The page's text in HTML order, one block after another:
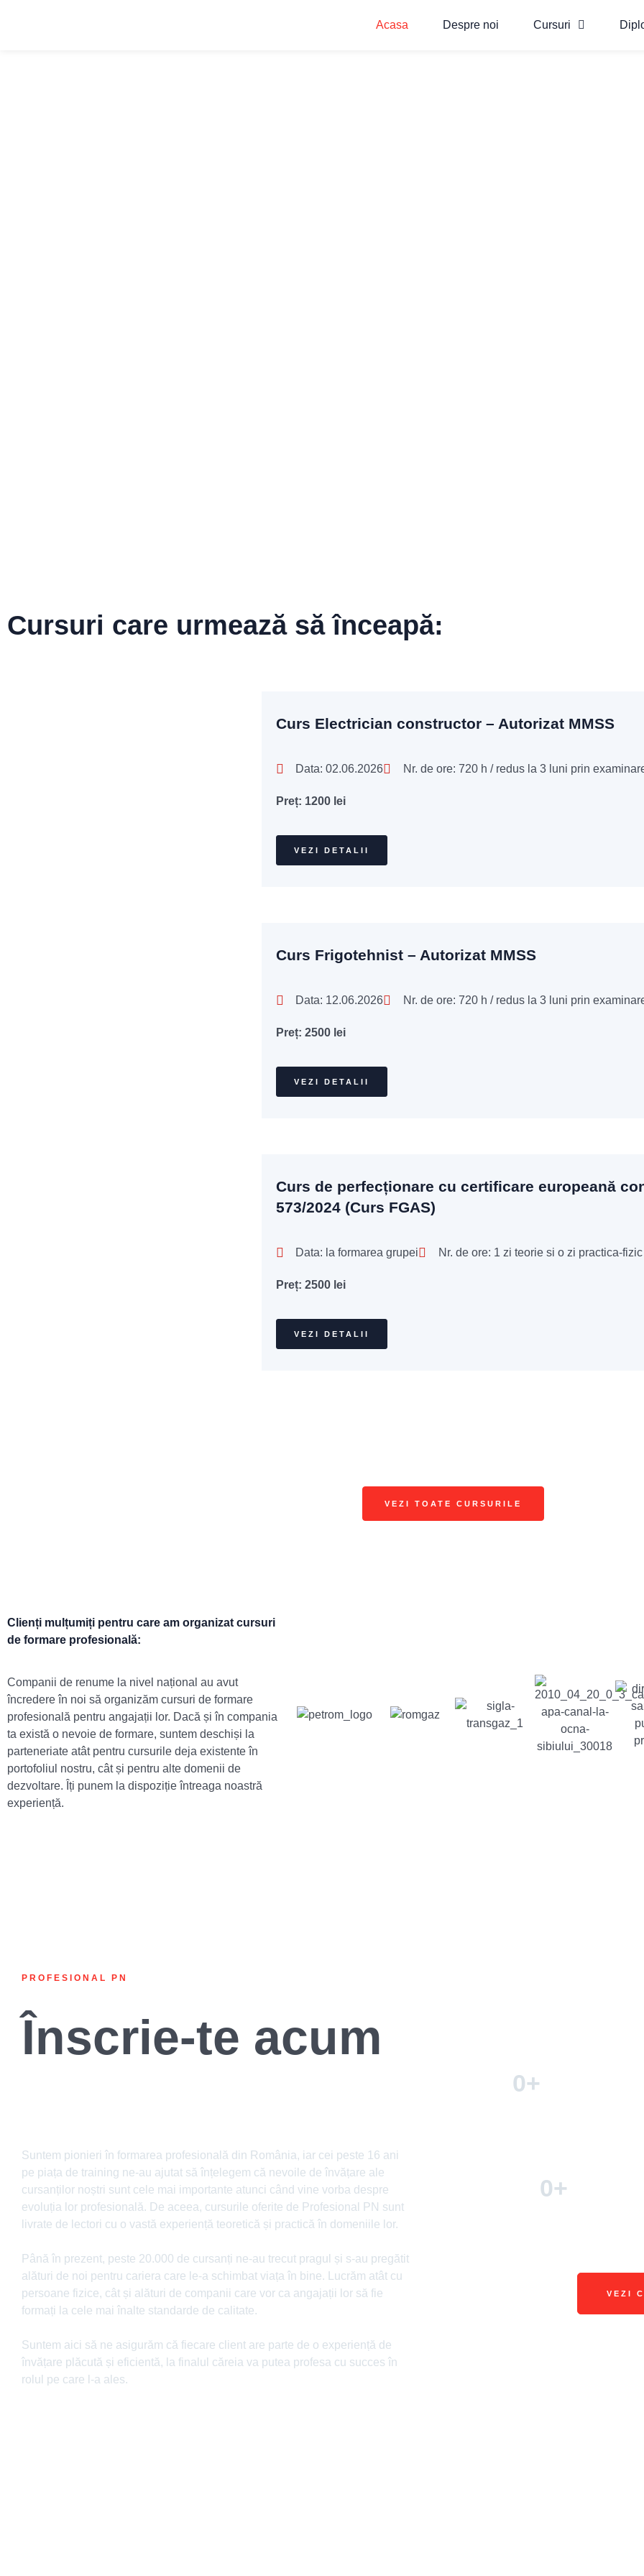
Acasa Despre noi Cursuri
Cursuri care urmează să înceapă:
Curs Electrician constructor – Autorizat MMSS
Data: 02.06.2026 Nr. de ore: 720 h / redus la 3 luni prin
Preț: 1200 lei
VEZI DETALII
Curs Frigotehnist – Autorizat MMSS
Data: 12.06.2026 Nr. de ore: 720 h / redus la 3 luni prin
Preț: 2500 lei
VEZI DETALII
Curs de perfecționare cu certificare europeană
573/2024 (Curs FGAS)
Data: la formarea grupei Nr. de ore: 1 zi teorie si o zi practica-fizic
Preț: 2500 lei
VEZI DETALII
VEZI TOATE CURSURILE
Clienți mulțumiți pentru care am organizat cursuri
de formare profesională:
Companii de renume la nivel național au avut
încredere în noi să organizăm cursuri de formare
profesională pentru angajații lor. Dacă și în compania
ta există o nevoie de formare, suntem deschiși la
parteneriate atât pentru cursurile deja existente în
portofoliul nostru, cât și pentru alte domenii de
dezvoltare. Îți punem la dispoziție întreaga noastră
experiență.
PROFESIONAL PN
Înscrie-te acum
Suntem pionieri în formarea profesională din România, iar cei peste 16 ani
pe piața de training ne-au ajutat să înțelegem că nevoile de învățare ale
cursanților noștri sunt cele mai importante atunci când vine vorba despre
evoluția lor profesională. De aceea, cursurile oferite de Profesional PN sunt
livrate de lectori cu o vastă experiență teoretică și practică în domeniile lor.
Până în prezent, peste 20.000 de cursanți ne-au trecut pragul și s-au pregătit
alături de noi pentru cariera care le-a schimbat viața în bine. Lucrăm atât cu
persoane fizice, cât și alături de companii care vor ca angajații lor să fie
formați la cele mai înalte standarde de calitate.
Suntem aici să ne asigurăm că fiecare client are parte de o experiență de
învățare plăcută și eficientă, la finalul căreia va putea profesa cu succes în
rolul pe care l-a ales.
0+
0+
VEZI